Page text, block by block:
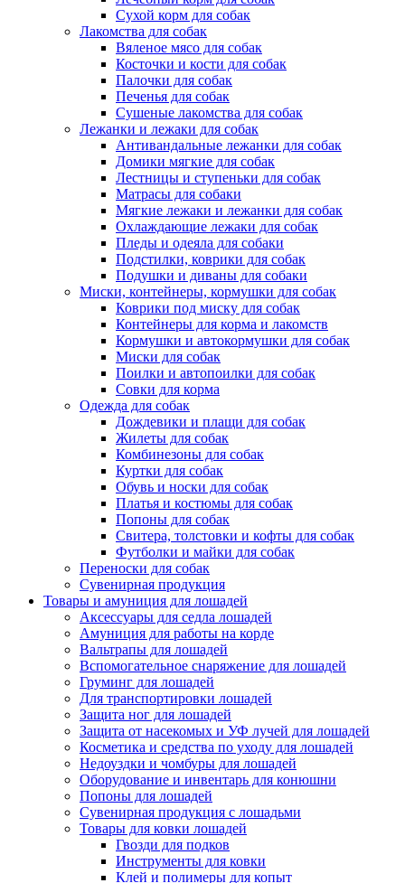
Сухой корм для собак
Лакомства для собак
Вяленое мясо для собак
Косточки и кости для собак
Палочки для собак
Печенья для собак
Сушеные лакомства для собак
Лежанки и лежаки для собак
Антивандальные лежанки для собак
Домики мягкие для собак
Лестницы и ступеньки для собак
Матрасы для собаки
Мягкие лежаки и лежанки для собак
Охлаждающие лежаки для собак
Пледы и одеяла для собаки
Подстилки, коврики для собак
Подушки и диваны для собаки
Миски, контейнеры, кормушки для собак
Коврики под миску для собак
Контейнеры для корма и лакомств
Кормушки и автокормушки для собак
Миски для собак
Поилки и автопоилки для собак
Совки для корма
Одежда для собак
Дождевики и плащи для собак
Жилеты для собак
Комбинезоны для собак
Куртки для собак
Обувь и носки для собак
Платья и костюмы для собак
Попоны для собак
Свитера, толстовки и кофты для собак
Футболки и майки для собак
Переноски для собак
Сувенирная продукция
Товары и амуниция для лошадей
Аксессуары для седла лошадей
Амуниция для работы на корде
Вальтрапы для лошадей
Вспомогательное снаряжение для лошадей
Груминг для лошадей
Для транспортировки лошадей
Защита ног для лошадей
Защита от насекомых и УФ лучей для лошадей
Косметика и средства по уходу для лошадей
Недоуздки и чомбуры для лошадей
Оборудование и инвентарь для конюшни
Попоны для лошадей
Сувенирная продукция с лошадьми
Товары для ковки лошадей
Гвозди для подков
Инструменты для ковки
Клей и полимеры для копыт